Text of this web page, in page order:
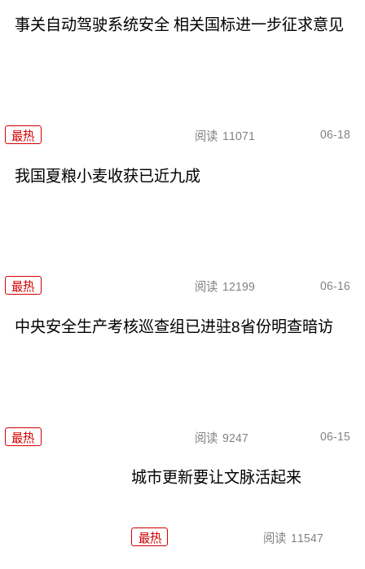
事关自动驾驶系统安全 相关国标进一步征求意见
最热 阅读 11071 06-18
我国夏粮小麦收获已近九成
最热 阅读 12199 06-16
中央安全生产考核巡查组已进驻8省份明查暗访
最热 阅读 9247 06-15
城市更新要让文脉活起来
最热 阅读 11547